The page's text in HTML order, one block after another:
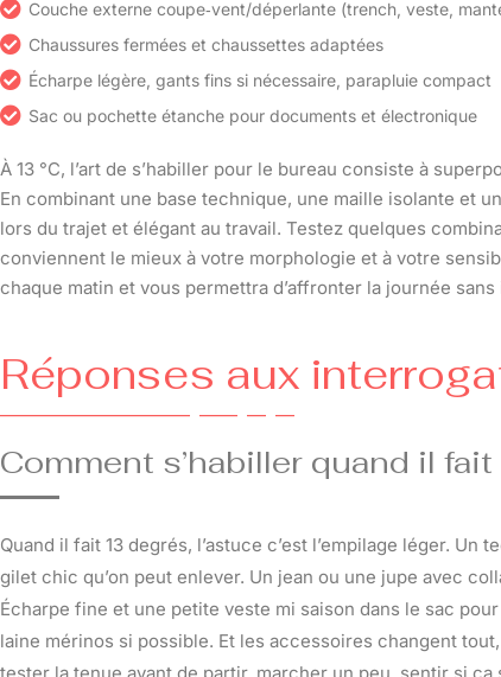
Couche externe coupe‑vent/déperlante (trench, veste,
Chaussures fermées et chaussettes adaptées
Écharpe légère, gants fins si nécessaire, parapluie compact
Sac ou pochette étanche pour documents et électronique
À 13 °C, l’art de s’habiller pour le bureau consiste à
En combinant une base technique, une maille isolante et
lors du trajet et élégant au travail. Testez quelques
conviennent le mieux à votre morphologie et à votre
chaque matin et vous permettra d’affronter la journée
Réponses aux
Comment s’habiller quand il
Quand il fait 13 degrés, l’astuce c’est l’empilage léger.
gilet chic qu’on peut enlever. Un jean ou une jupe avec
Écharpe fine et une petite veste mi saison dans le sac
laine mérinos si possible. Et les accessoires changent